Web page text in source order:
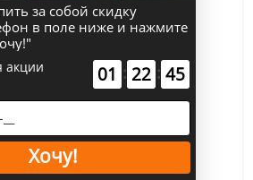
Neo Classic A R32
за собой скидку
в поле ниже и нажмите
акции 01 : 22 : 44
Хочу!